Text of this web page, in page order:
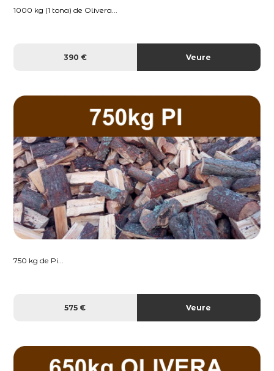
1000 kg (1 tona) de Olivera...
390 € Veure
750 kg de Pi...
575 € Veure